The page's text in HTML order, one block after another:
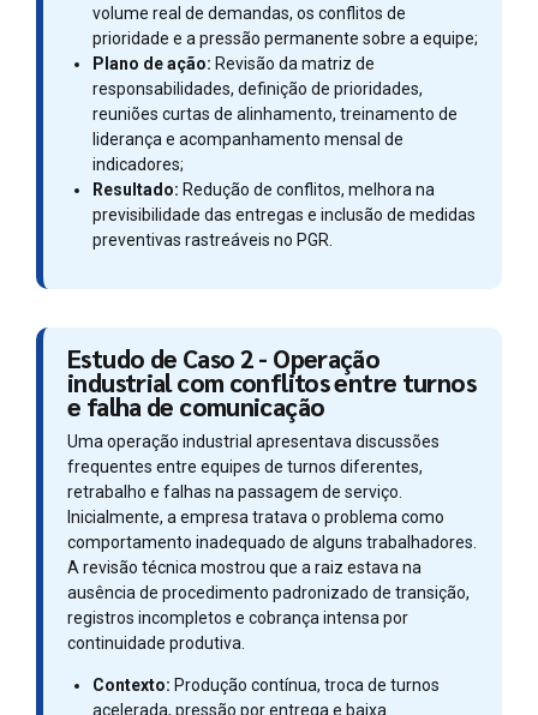
volume real de demandas, os conflitos de
prioridade e a pressão permanente sobre a equipe;
Plano de ação: Revisão da matriz de
responsabilidades, definição de prioridades,
reuniões curtas de alinhamento, treinamento de
liderança e acompanhamento mensal de
indicadores;
Resultado: Redução de conflitos, melhora na
previsibilidade das entregas e inclusão de medidas
preventivas rastreáveis no PGR.
Estudo de Caso 2 - Operação
industrial com conflitos entre turnos
e falha de comunicação
Uma operação industrial apresentava discussões
frequentes entre equipes de turnos diferentes,
retrabalho e falhas na passagem de serviço.
Inicialmente, a empresa tratava o problema como
comportamento inadequado de alguns trabalhadores.
A revisão técnica mostrou que a raiz estava na
ausência de procedimento padronizado de transição,
registros incompletos e cobrança intensa por
continuidade produtiva.
Contexto: Produção contínua, troca de turnos
acelerada, pressão por entrega e baixa